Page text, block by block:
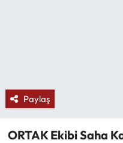
Paylaş
ORTAK Ekibi Saha
Ekonomi
Sağlık